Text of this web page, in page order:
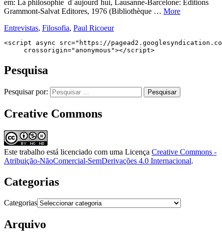
em: La philosophie d´aujourd´hui, Lausanne-Barcelone: Éditions
Grammont-Salvat Editores, 1976 (Bibliothèque … More
Entrevistas, Filosofia, Paul Ricoeur
<script async src="https://
     crossorigin="anonymous"></script>
Pesquisa
Pesquisar por:
Creative Commons
Este trabalho está licenciado com uma Licença Creative Commons -
Atribuição-NãoComercial-SemDerivações 4.0 Internacional.
Categorias
Categorias
Arquivo